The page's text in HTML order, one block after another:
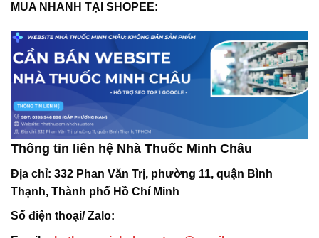
MUA NHANH TẠI SHOPEE:
Thông tin liên hệ Nhà Thuốc Minh Châu
Địa chỉ: 332 Phan Văn Trị, phường 11, quận Bình
Thạnh, Thành phố Hồ Chí Minh
Số điện thoại/ Zalo: